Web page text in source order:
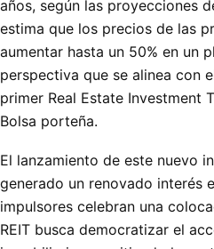
años, según las proyecciones
estima que los precios de las
aumentar hasta un 50% en un
perspectiva que se alinea con
primer Real Estate Investment
Bolsa porteña.
El lanzamiento de este nuevo
generado un renovado interés
impulsores celebran una
REIT busca democratizar el